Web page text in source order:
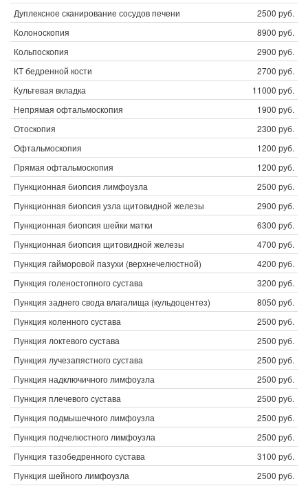
Дуплексное сканирование сосудов печени
2500 руб.
Колоноскопия
8900 руб.
Кольпоскопия
2900 руб.
КТ бедренной кости
2700 руб.
Культевая вкладка
11000 руб.
Непрямая офтальмоскопия
1900 руб.
Отоскопия
2300 руб.
Офтальмоскопия
1200 руб.
Прямая офтальмоскопия
1200 руб.
Пункционная биопсия лимфоузла
2500 руб.
Пункционная биопсия узла щитовидной железы
2900 руб.
Пункционная биопсия шейки матки
6300 руб.
Пункционная биопсия щитовидной железы
4700 руб.
Пункция гайморовой пазухи (верхнечелюстной)
4200 руб.
Пункция голеностопного сустава
3200 руб.
Пункция заднего свода влагалища (кульдоцентез)
8050 руб.
Пункция коленного сустава
2500 руб.
Пункция локтевого сустава
2500 руб.
Пункция лучезапястного сустава
2500 руб.
Пункция надключичного лимфоузла
2500 руб.
Пункция плечевого сустава
2500 руб.
Пункция подмышечного лимфоузла
2500 руб.
Пункция подчелюстного лимфоузла
2500 руб.
Пункция тазобедренного сустава
3100 руб.
Пункция шейного лимфоузла
2500 руб.